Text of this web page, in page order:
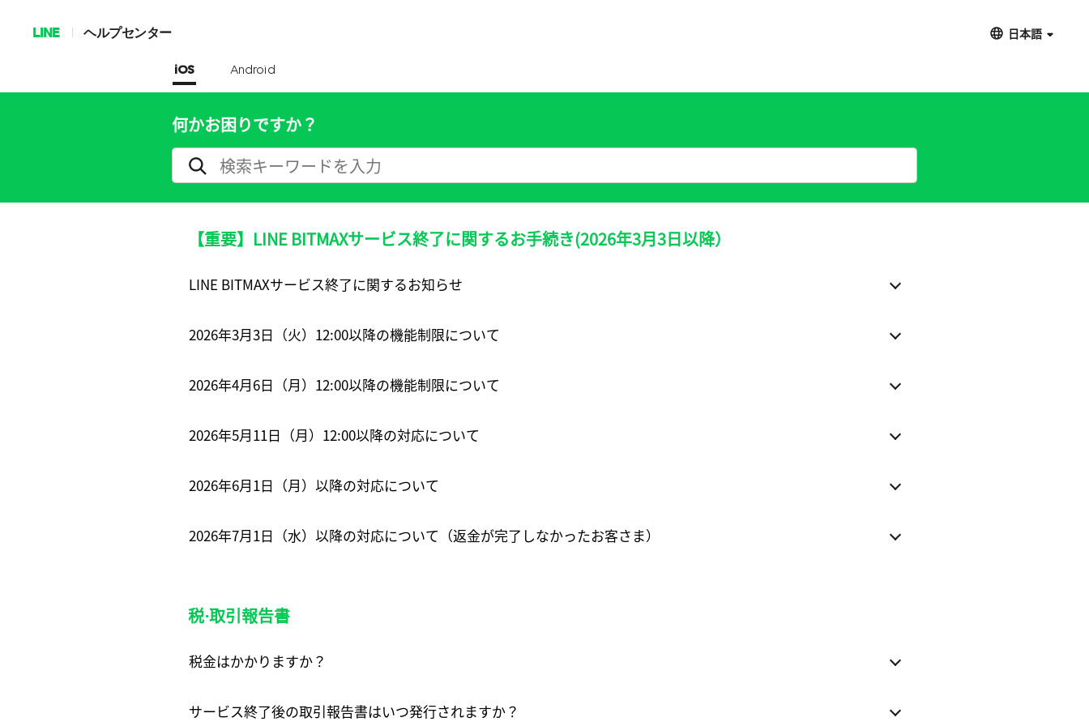
LINE ヘルプセンター 日本語
iOS Android
何かお困りですか？
【重要】LINE BITMAXサービス終了に関するお手続き(2026年3月3日以降）
LINE BITMAXサービス終了に関するお知らせ
2026年3月3日（火）12:00以降の機能制限について
2026年4月6日（月）12:00以降の機能制限について
2026年5月11日（月）12:00以降の対応について
2026年6月1日（月）以降の対応について
2026年7月1日（水）以降の対応について（返金が完了しなかったお客さま）
税⋅取引報告書
税金はかかりますか？
サービス終了後の取引報告書はいつ発行されますか？
リンクをコピーしました
確認